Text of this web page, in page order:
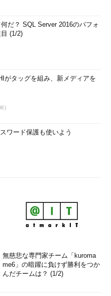
だ？ SQL Server 2016のパフォ
(1/2)
がタッグを組み、新メディアを
ワード保護も使いよう
無慈悲な専門家チーム「kuroma
me6」の暗躍に負けず勝利をつか
んだチームは？ (1/2)